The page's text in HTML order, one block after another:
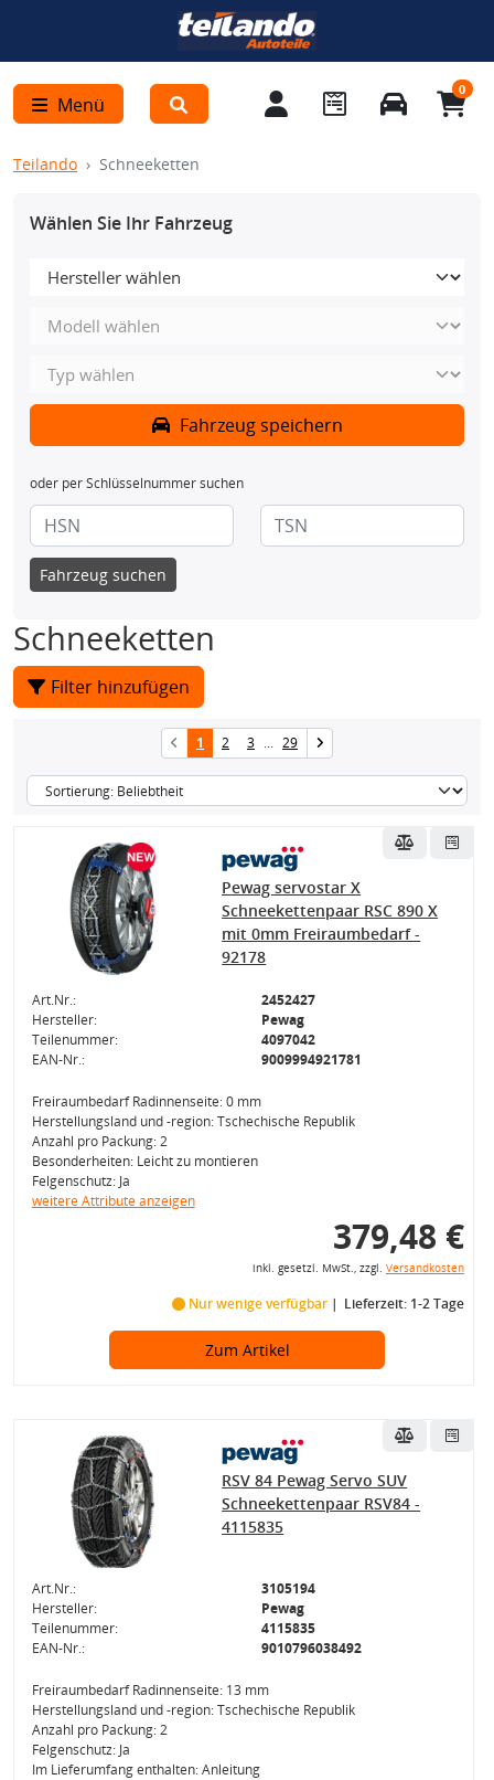
Menü
0
Teilando Schneeketten
Wählen Sie Ihr Fahrzeug
Fahrzeug speichern
oder per Schlüsselnummer suchen
Fahrzeug suchen
Schneeketten
Filter hinzufügen
1 2 3 ... 29
Pewag servostar X
Schneekettenpaar RSC 890 X
mit 0mm Freiraumbedarf -
92178
Art.Nr.:
2452427
Hersteller:
Pewag
Teilenummer:
4097042
EAN-Nr.:
9009994921781
Freiraumbedarf Radinnenseite: 0 mm
Herstellungsland und -region: Tschechische Republik
Anzahl pro Packung: 2
Besonderheiten: Leicht zu montieren
Felgenschutz: Ja
weitere Attribute anzeigen
379,48 €
inkl. gesetzl. MwSt., zzgl. Versandkosten
Nur wenige verfügbar Lieferzeit: 1-2 Tage
Zum Artikel
RSV 84 Pewag Servo SUV
Schneekettenpaar RSV84 -
4115835
Art.Nr.:
3105194
Hersteller:
Pewag
Teilenummer:
4115835
EAN-Nr.:
9010796038492
Freiraumbedarf Radinnenseite: 13 mm
Herstellungsland und -region: Tschechische Republik
Anzahl pro Packung: 2
Felgenschutz: Ja
Im Lieferumfang enthalten: Anleitung